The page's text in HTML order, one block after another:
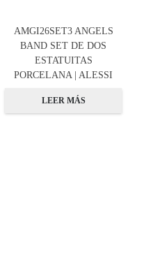
AMGI26SET3 ANGELS
BAND SET DE DOS
ESTATUITAS
PORCELANA | ALESSI
LEER MÁS